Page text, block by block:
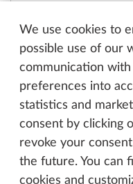
We use cookies to
possible use of our
communication
preferences into
statistics and
consent by clicking
revoke your
the future. You can
cookies and
Våra